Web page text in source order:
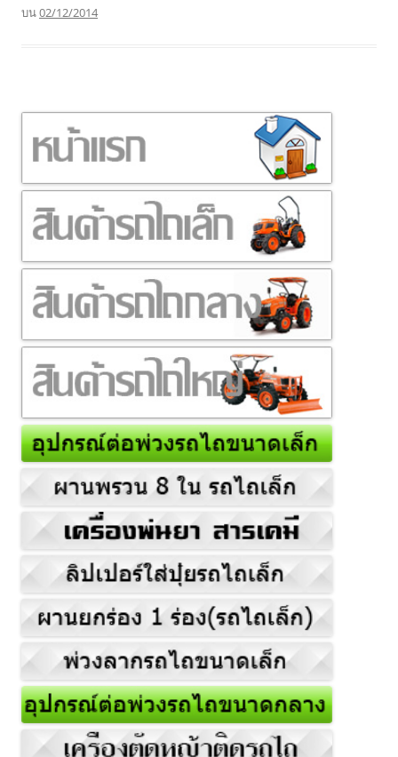
บน02/12/2014